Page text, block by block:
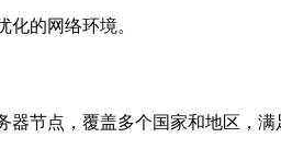
的网络环境。
器节点，覆盖多个国家和地区，满